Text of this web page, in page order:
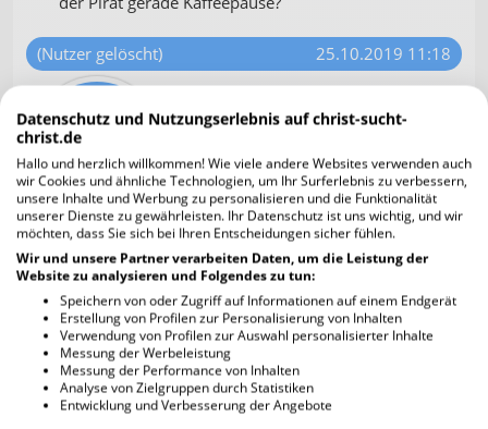
(Nutzer gelöscht)
25.10.2019 11:18
den Jedermanns-Beifall nicht
(mehr)... 🙂 Ausserdem haben weise
Menschen schon immer eher vor der
verführenden Wirkung menschlichen Lobes
gewarnt, als vor dem Tadel... 😉
Solange man sich überhaupt noch ausgeprägt
durch das Prinzip "Lob und Tadel" am Nasenring
von anderen Menschen oder "der Gesellschaft"
durch die Manege zerren lässt, hat man die
Freiheit, die Jesus durch das Erkennen der Wahrheit
zugesagt hat, noch nicht realisiert...
Datenschutz und Nutzungserlebnis auf christ-sucht-
christ.de
Hallo und herzlich willkommen! Wie viele andere Websites verwenden auch
wir Cookies und ähnliche Technologien, um Ihr Surferlebnis zu verbessern,
unsere Inhalte und Werbung zu personalisieren und die Funktionalität
unserer Dienste zu gewährleisten. Ihr Datenschutz ist uns wichtig, und wir
möchten, dass Sie sich bei Ihren Entscheidungen sicher fühlen.
Wir und unsere Partner verarbeiten Daten, um die Leistung der
Website zu analysieren und Folgendes zu tun:
Speichern von oder Zugriff auf Informationen auf einem Endgerät
Erstellung von Profilen zur Personalisierung von Inhalten
Verwendung von Profilen zur Auswahl personalisierter Inhalte
Messung der Werbeleistung
Messung der Performance von Inhalten
Analyse von Zielgruppen durch Statistiken
Entwicklung und Verbesserung der Angebote